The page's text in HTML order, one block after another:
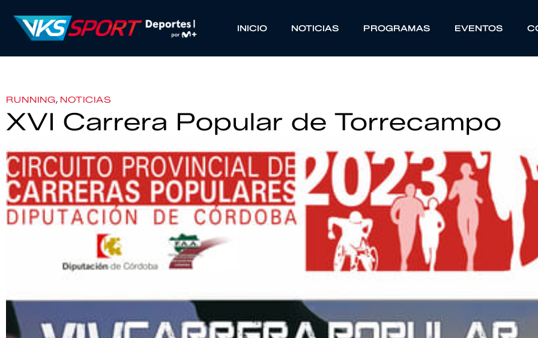
INICIO NOTICIAS PROGRAMAS EVENTOS
RUNNING, NOTICIAS
XVI Carrera Popular de Torrecampo